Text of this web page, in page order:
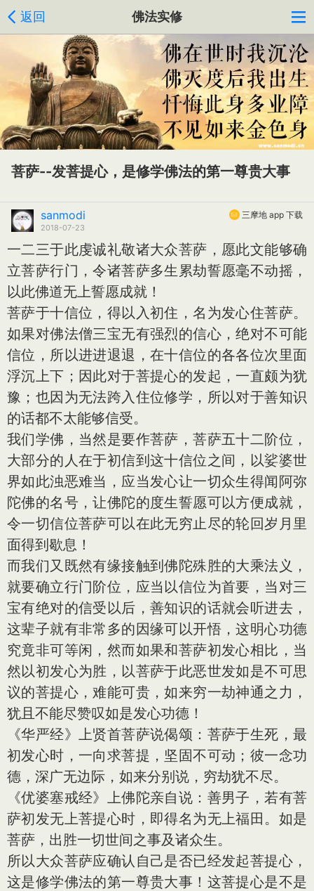
返回 佛法实修
菩萨--发菩提心，是修学佛法的第一尊贵大事
三摩地 app 下载
sanmodi
2018-07-23
一二三于此虔诚礼敬诸大众菩萨，愿此文能够确
立菩萨行门，令诸菩萨多生累劫誓愿毫不动摇，
以此佛道无上誓愿成就！
菩萨于十信位，得以入初住，名为发心住菩萨。
如果对佛法僧三宝无有强烈的信心，绝对不可能
信位，所以进进退退，在十信位的各各位次里面
浮沉上下；因此对于菩提心的发起，一直颇为犹
豫；也因为无法跨入住位修学，所以对于善知识
的话都不太能够信受。
我们学佛，当然是要作菩萨，菩萨五十二阶位，
大部分的人在于初信到这十信位之间，以娑婆世
界如此浊恶难当，应当发心让一切众生得闻阿弥
陀佛的名号，让佛陀的度生誓愿可以方便成就，
令一切信位菩萨可以在此无穷止尽的轮回岁月里
面得到歇息！
而我们又既然有缘接触到佛陀殊胜的大乘法义，
就要确立行门阶位，应当以信位为首要，当对三
宝有绝对的信受以后，善知识的话就会听进去，
这辈子就有非常多的因缘可以开悟，这明心功德
究竟非可等闲，然而如果和菩萨初发心相比，当
然以初发心为胜，以菩萨于此恶世发如是不可思
议的菩提心，难能可贵，如来穷一劫神通之力，
犹且不能尽赞叹如是发心功德！
《华严经》上贤首菩萨说偈颂：菩萨于生死，最
初发心时，一向求菩提，坚固不可动；彼一念功
德，深广无边际，如来分别说，穷劫犹不尽。
《优婆塞戒经》上佛陀亲自说：善男子，若有菩
萨初发无上菩提心时，即得名为无上福田。如是
菩萨，出胜一切世间之事及诸众生。
所以大众菩萨应确认自己是否已经发起菩提心，
这是修学佛法的第一尊贵大事！这菩提心是不是